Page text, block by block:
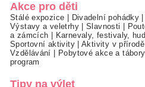
Akce pro děti
Stálé expozice Divadelní pohádky
Výstavy a veletrhy|Slavnosti
a zámcích
Karnevaly, festivaly,
Sportovní aktivity|Aktivity v přírodě
Vzdělávání
Pobytové akce a tábory
program
Tipy na výlet